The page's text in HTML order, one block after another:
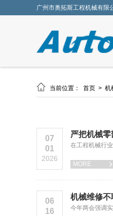
广州市奥拓斯工程机械有限
 当前位置： 首页 > 机
07
01
2026
严把机械
在工程机械行
MORE 
06
16
机械维修
今年两会强调